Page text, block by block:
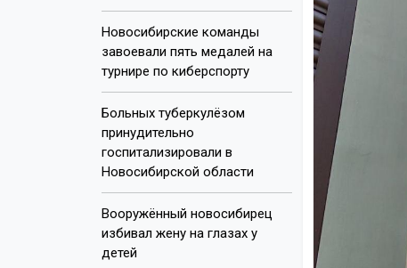
Новосибирские команды
завоевали пять медалей на
турнире по киберспорту
Больных туберкулёзом
принудительно
госпитализировали в
Новосибирской области
Вооружённый новосибирец
избивал жену на глазах у
детей